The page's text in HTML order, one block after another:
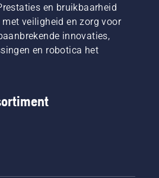
en bruikbaarheid
veiligheid en zorg voor
innovaties,
en robotica het